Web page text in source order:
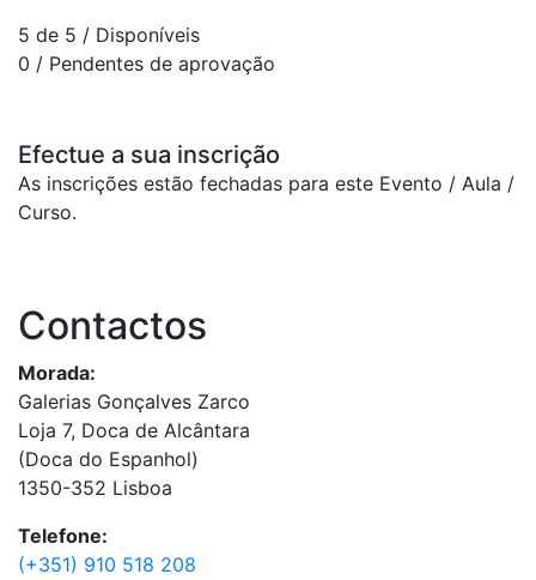
5 de 5 / Disponíveis
0 / Pendentes de aprovação
Efectue a sua inscrição
As inscrições estão fechadas para este Evento / Aula /
Curso.
Contactos
Morada:
Galerias Gonçalves Zarco
Loja 7, Doca de Alcântara
(Doca do Espanhol)
1350-352 Lisboa
Telefone:
(+351) 910 518 208